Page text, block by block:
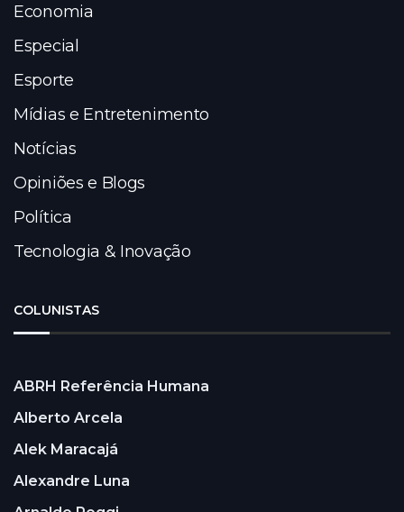
Economia
Especial
Esporte
Mídias e Entretenimento
Notícias
Opiniões e Blogs
Política
Tecnologia & Inovação
COLUNISTAS
ABRH Referência Humana
Alberto Arcela
Alek Maracajá
Alexandre Luna